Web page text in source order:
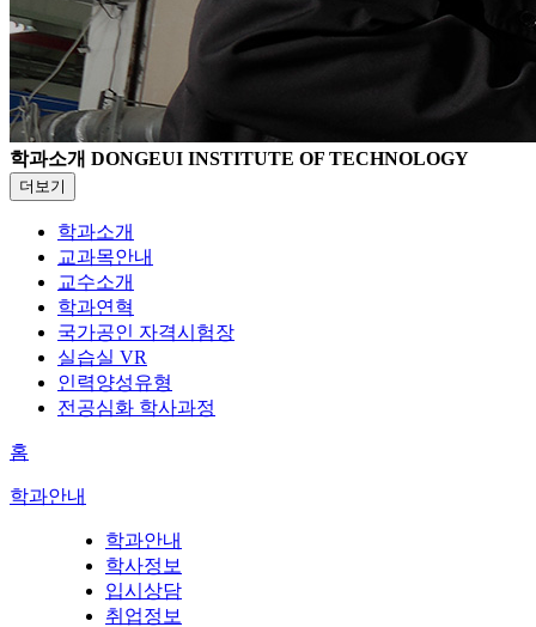
학과소개 DONGEUI INSTITUTE OF TECHNOLOGY
더보기
학과소개
교과목안내
교수소개
학과연혁
국가공인 자격시험장
실습실 VR
인력양성유형
전공심화 학사과정
홈
학과안내
학과안내
학사정보
입시상담
취업정보